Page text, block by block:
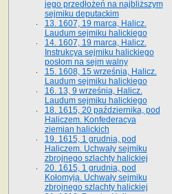
jego przedłożeń na najbliższym
sejmiku deputackim
13. 1607, 19 marca, Halicz.
Laudum sejmiku halickiego
14. 1607, 19 marca, Halicz.
Instrukcya sejmiku halickiego
posłom na sejm walny
15. 1608, 15 września, Halicz.
Laudum sejmiku halickiego
16. 13, 9 września, Halicz.
Laudum sejmiku halickiego
18. 1615, 20 października, pod
Haliczem. Konfederacya
ziemian halickich
19. 1615, 1 grudnia, pod
Haliczem. Uchwały sejmiku
zbrojnego szlachty halickiej
20. 1615, 1 grudnia, pod
Kołomyją. Uchwały sejmiku
zbrojnego szlachty halickiej